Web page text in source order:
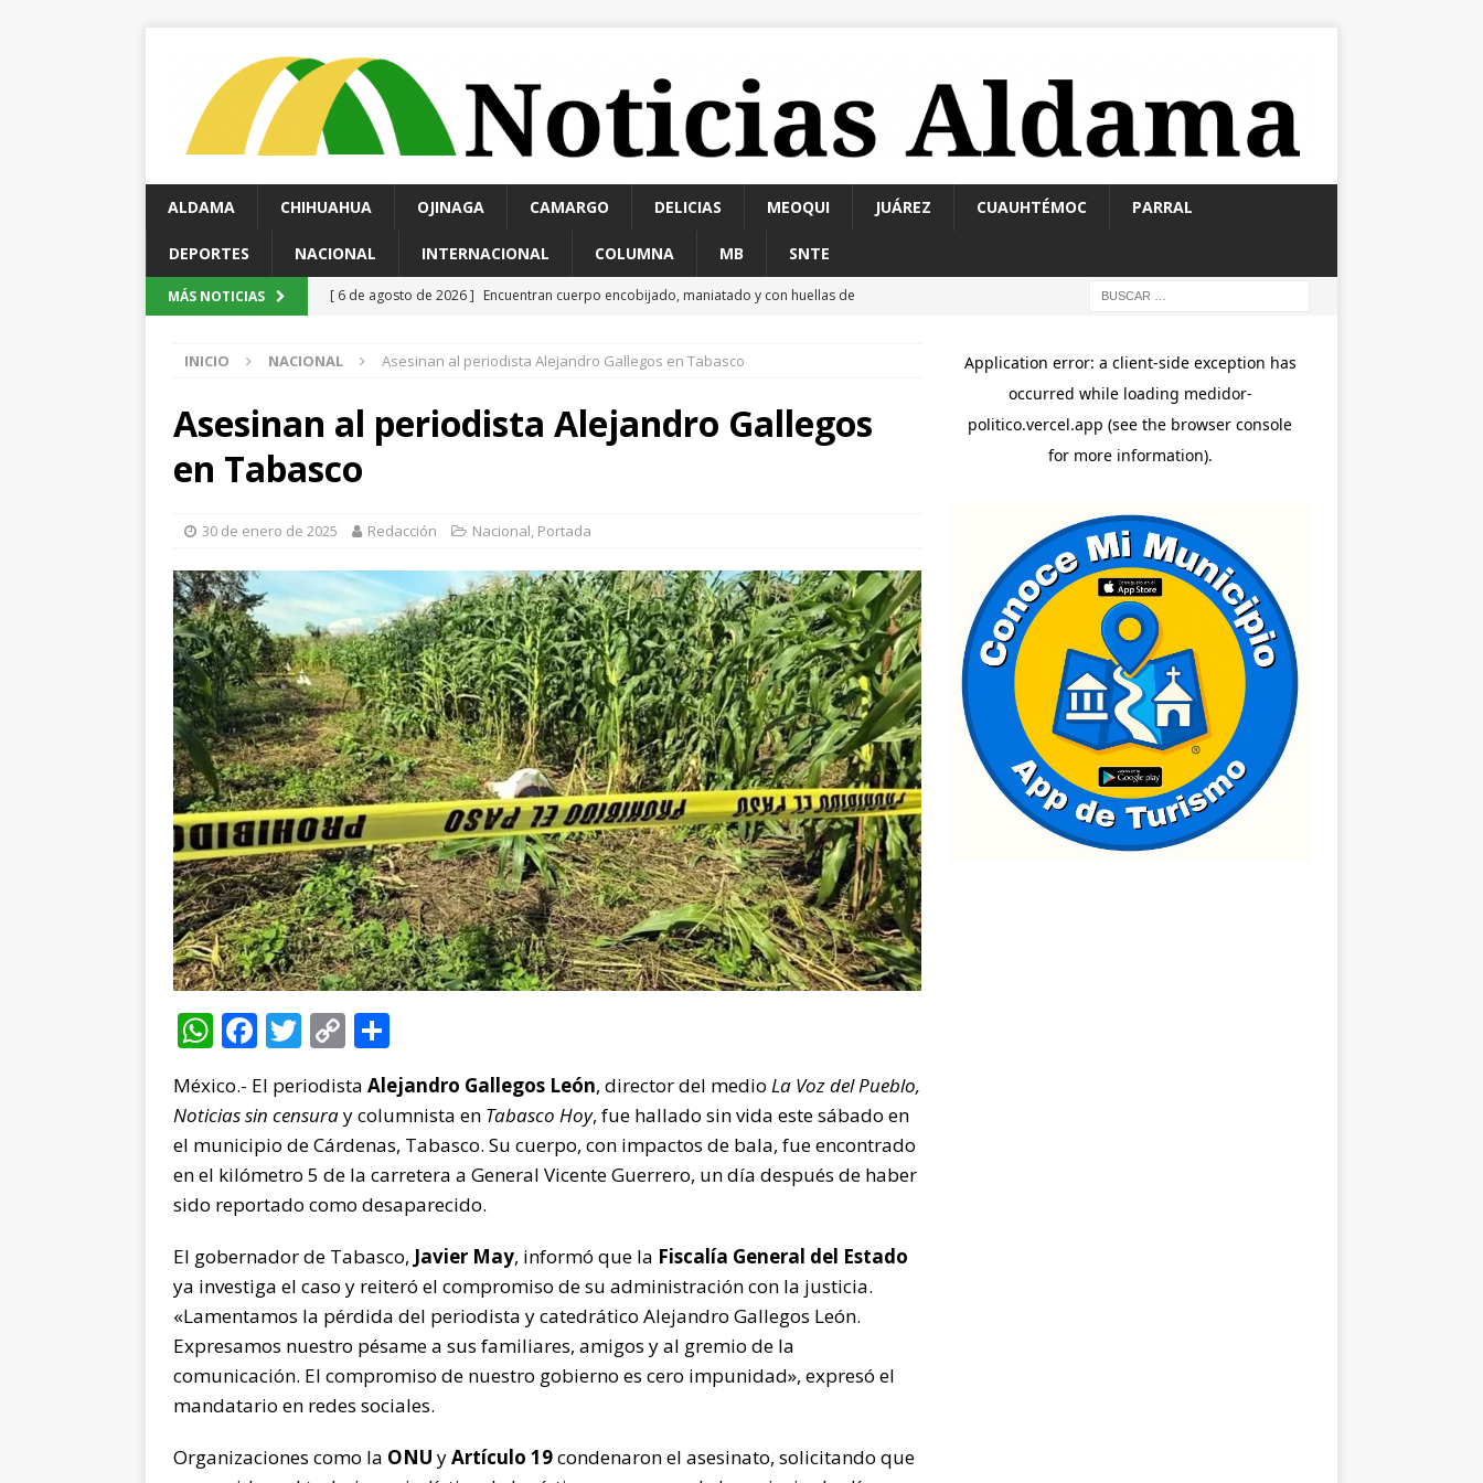
ALDAMA CHIHUAHUA OJINAGA CAMARGO DELICIAS MEOQUI JUÁREZ CUAUHTÉMOC PARRAL
DEPORTES NACIONAL INTERNACIONAL COLUMNA MB SNTE
MÁS NOTICIAS [ 6 de agosto de 2026 ] *La advertencia de Maru *Más poder al poder *Barredoras… y
[ 6 de agosto de 2026 ] Dan taller de autocuidado a adultos mayores de El Papalote
ESTATAL
[ 6 de agosto de 2026 ]
Marco Bonilla cumple: inaugura el Paso Superior de Fuerza Aérea y
carretera Aldama
[ 5 de agosto de 2026 ] Continúan jornadas de Jóvenes Unen al Barrio
ESTATAL
[ 5 de agosto de 2026 ] Inauguran quinta edición de Conectando Generaciones
ESTATAL
[ 6 de agosto de 2026 ] Encuentran cuerpo encobijado, maniatado y con huellas de
violencia en Granjas Sacramento
ESTATAL
INICIO NACIONAL Asesinan al periodista Alejandro Gallegos en Tabasco
Asesinan al periodista Alejandro Gallegos
en Tabasco
30 de enero de 2025 Redacción Nacional, Portada
W
at
s
A
p
p
F
c
e
b
o
o
k
T
it
te
r
C
p
y
Li
n
k
o
m
p
ar
ti
r
México.- El periodista Alejandro Gallegos León, director del medio La Voz del Pueblo,
Noticias sin censuray columnista en Tabasco Hoy, fue hallado sin vida este sábado en
el municipio de Cárdenas, Tabasco. Su cuerpo, con impactos de bala, fue encontrado
en el kilómetro 5 de la carretera a General Vicente Guerrero, un día después de haber
sido reportado como desaparecido.
El gobernador de Tabasco, Javier May, informó que la Fiscalía General del Estado
ya investiga el caso y reiteró el compromiso de su administración con la justicia.
«Lamentamos la pérdida del periodista y catedrático Alejandro Gallegos León.
Expresamos nuestro pésame a sus familiares, amigos y al gremio de la
comunicación. El compromiso de nuestro gobierno es cero impunidad», expresó el
mandatario en redes sociales.
Organizaciones como la ONU yArtículo 19condenaron el asesinato, solicitando que